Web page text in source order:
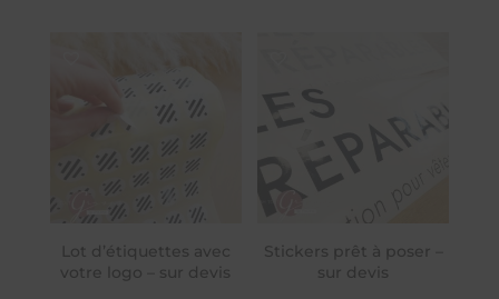
Lot d’étiquettes avec
votre logo – sur devis
Stickers prêt à poser –
sur devis